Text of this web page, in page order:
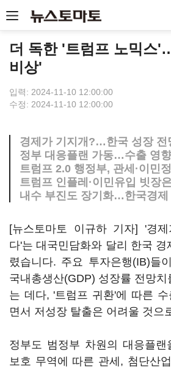
더 독한 '트럼프 노믹스
비상'
입력: 2024-11-10 12:00:00
수정: 2024-11-10 12:00:00
경제가 기지개?…한국 성장 전
정부 대응플랜 가동…수출 영
트럼프 2.0 행정부, 관세·이민
트럼프 인플레·이민유입 빗장
내수 부진도 장기화…한국경
[뉴스토마토 이규하 기자] '경
다'는 대국민담화와 달리 한국 경
렸습니다. 주요 투자은행(IB)들
국내총생산(GDP) 성장률 전망
는 데다, '트럼프 귀환'에 따른 수
면서 저성장 탈출은 어려울 것으
정부도 범정부 차원의 대응플
보호 무역에 따른 관세, 첨단산